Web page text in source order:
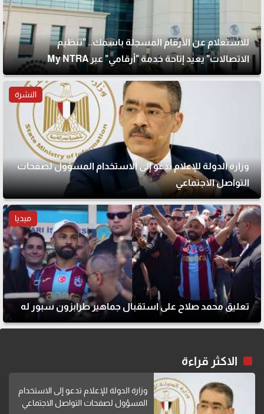
للاستعلام عن الأرقام المسجلة باسمك.. "تنظيم
الاتصالات" يعيد إتاحة خدمة "أرقامي" عبر My NTRA
النشرة
وزارة الدولة للإعلام تدعو إلى الاستخدام المسؤول لصفحات
التواصل الاجتماعي
ميديا
تعليق محمد صلاح على استقبال جماهير طرابزون سبور له
الاكثر قراءة
وزارة الدولة للإعلام تدعو إلى الاستخدام
المسؤول لصفحات التواصل الاجتماعي